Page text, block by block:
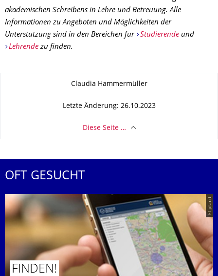
akademischen Schreibens in Lehre und Betreuung. Alle
Informationen zu Angeboten und Möglichkeiten der
Unterstützung sind in den Bereichen für
Studierende und
Lehrendezu finden.
Zu dieser SeiteClaudia Hammermüller
Letzte Änderung: 26.10.2023
Diese Seite …
OFT GESUCHT
© placit
FINDEN!